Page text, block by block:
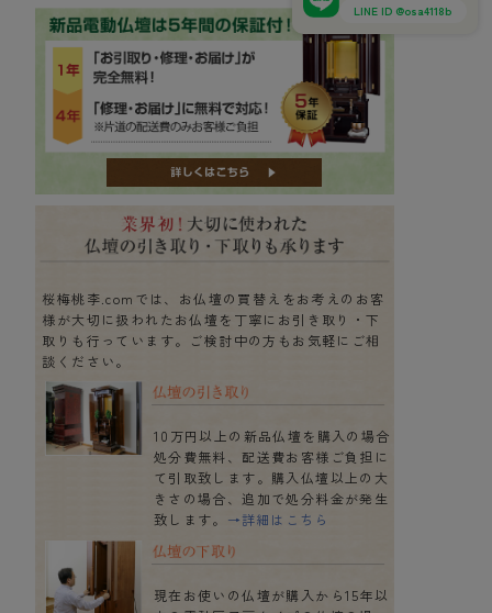
桜梅桃李.comでは、お仏壇の買替えをお考えのお客
様が大切に扱われたお仏壇を丁寧にお引き取り・下
取りも行っています。ご検討中の方もお気軽にご相
談ください。
10万円以上の新品仏壇を購入の場合
処分費無料、配送費お客様ご負担に
て引取致します。購入仏壇以上の大
きさの場合、追加で処分料金が発生
致します。 →詳細はこちら
現在お使いの仏壇が購入から15年以
LINE ID @osa4118b